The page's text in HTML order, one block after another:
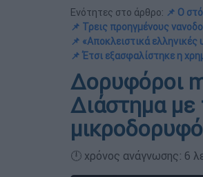
Ενότητες στο άρθρο: 📌 Ο
📌 Τρεις προηγμένους
📌 «Αποκλειστικά
📌 Έτσι εξασφαλίστηκε η
Δορυφόροι
Διάστημα
🕛 χρόνος ανάγνωσης: 6